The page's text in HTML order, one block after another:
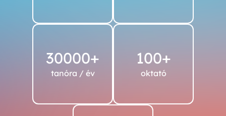
30000+
tanóra / év
100+
oktató